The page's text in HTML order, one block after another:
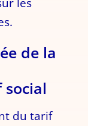
de la
du tarif